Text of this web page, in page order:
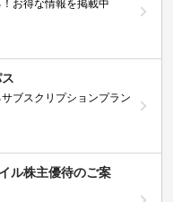
お得な情報を掲載中
ブスクリプションプラン
ル株主優待のご案